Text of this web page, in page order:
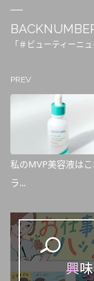
「＃ビューティーニ
PREV
私のMVP美容液は
ラ...